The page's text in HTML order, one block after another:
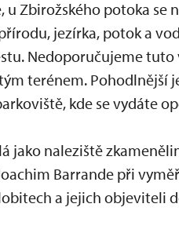
u Zbirožského potoka se
jezírka, potok a
Nedoporučujeme
terénem. Pohodlnější
kde se vydáte
jako naleziště
Barrande při
a jejich objeviteli